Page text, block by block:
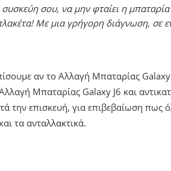
σου, να μην φταίει η
Με μια γρήγορη διάγνωση, σε
αν το Αλλαγή Μπαταρίας
Μπαταρίας Galaxy J6 και
την επισκευή, για επιβεβαίωση
τα ανταλλακτικά.